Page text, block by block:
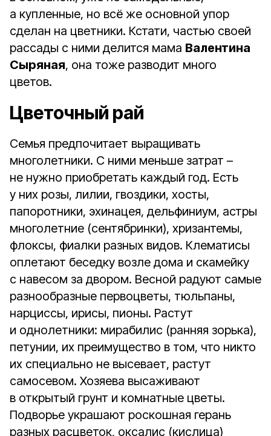
а купленные, но всё же основной упор
сделан на цветники. Кстати, частью своей
рассады с ними делится мама Валентина
Сыряная, она тоже разводит много
цветов.
Цветочный рай
Семья предпочитает выращивать
многолетники. С ними меньше затрат –
не нужно приобретать каждый год. Есть
у них розы, лилии, гвоздики, хосты,
папоротники, эхинацея, дельфиниум, астры
многолетние (сентябринки), хризантемы,
флоксы, фиалки разных видов. Клематисы
оплетают беседку возле дома и скамейку
с навесом за двором. Весной радуют самые
разнообразные первоцветы, тюльпаны,
нарциссы, ирисы, пионы. Растут
и однолетники: мирабилис (ранняя зорька),
петунии, их преимущество в том, что никто
их специально не высевает, растут
самосевом. Хозяева высаживают
в открытый грунт и комнатные цветы.
Подворье украшают роскошная герань
разных расцветок, оксалис (кислица)